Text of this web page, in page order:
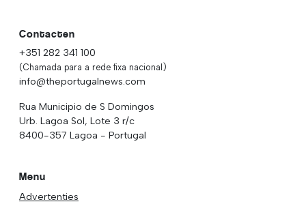
Contacten
+351 282 341 100
(Chamada para a rede fixa nacional)
info@theportugalnews.com
Rua Municipio de S Domingos
Urb. Lagoa Sol, Lote 3 r/c
8400-357 Lagoa - Portugal
Menu
Advertenties